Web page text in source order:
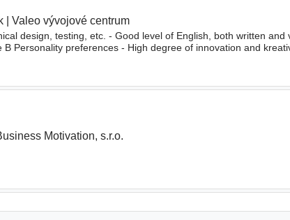
| Valeo vývojové centrum|
design, testing, etc. - Good level of English, both written and
Personality preferences - High degree of innovation and
Motivation, s.r.o.